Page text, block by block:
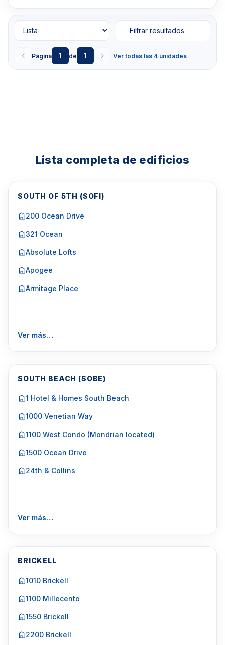
Página 1 de 1 Ver todas las 4 unidades
Filtrar resultados
Lista completa de edificios
SOUTH OF 5TH (SOFI)
200 Ocean Drive
321 Ocean
Absolute Lofts
Apogee
Armitage Place
Ver más…
SOUTH BEACH (SOBE)
1 Hotel & Homes South Beach
1000 Venetian Way
1100 West Condo (Mondrian located)
1500 Ocean Drive
24th & Collins
Ver más…
BRICKELL
1010 Brickell
1100 Millecento
1550 Brickell
2200 Brickell